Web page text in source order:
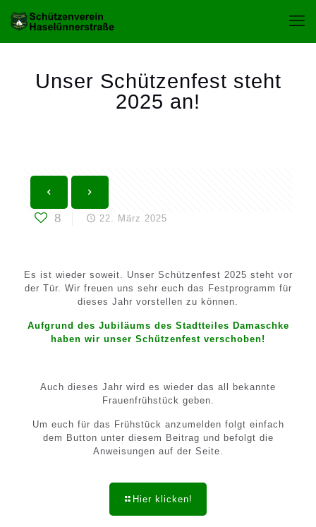
Unser Schützenfest steht
2025 an!
8 22. März 2025
Es ist wieder soweit. Unser Schützenfest 2025 steht vor
der Tür. Wir freuen uns sehr euch das Festprogramm für
dieses Jahr vorstellen zu können.
Aufgrund des Jubiläums des Stadtteiles Damaschke
haben wir unser Schützenfest verschoben!
Auch dieses Jahr wird es wieder das all bekannte
Frauenfrühstück geben.
Um euch für das Frühstück anzumelden folgt einfach
dem Button unter diesem Beitrag und befolgt die
Anweisungen auf der Seite.
Hier klicken!